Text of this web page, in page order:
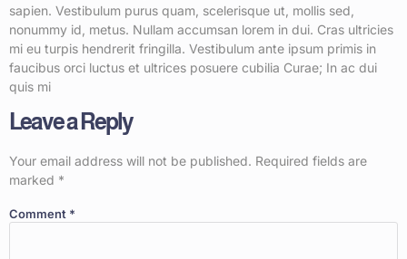
sapien. Vestibulum purus quam, scelerisque ut, mollis sed,
nonummy id, metus. Nullam accumsan lorem in dui. Cras ultricies
mi eu turpis hendrerit fringilla. Vestibulum ante ipsum primis in
faucibus orci luctus et ultrices posuere cubilia Curae; In ac dui
quis mi
Leave a Reply
Your email address will not be published. Required fields are
marked *
Comment *